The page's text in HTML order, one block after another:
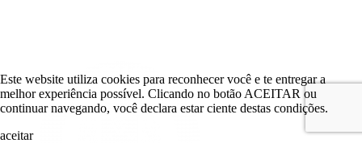
Este website utiliza cookies para reconhecer você e te entregar a
melhor experiência possível. Clicando no botão ACEITAR ou
continuar navegando, você declara estar ciente destas condições.
aceitar